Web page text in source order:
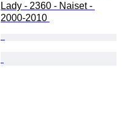
Lady - 2360 - Naiset -
2000-2010